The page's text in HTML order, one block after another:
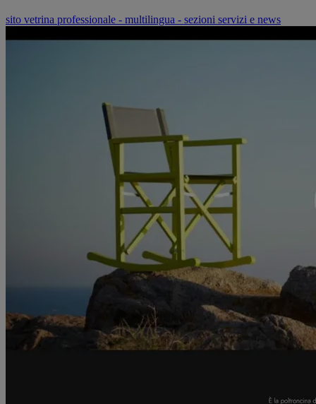
sito vetrina professionale - multilingua - sezioni servizi e news